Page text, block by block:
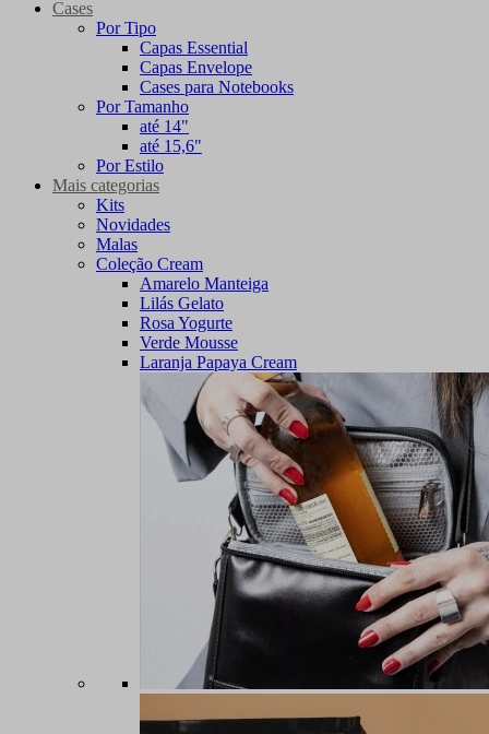
Cases
Por Tipo
Capas Essential
Capas Envelope
Cases para Notebooks
Por Tamanho
até 14"
até 15,6"
Por Estilo
Mais categorias
Kits
Novidades
Malas
Coleção Cream
Amarelo Manteiga
Lilás Gelato
Rosa Yogurte
Verde Mousse
Laranja Papaya Cream